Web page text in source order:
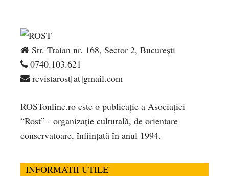
Str. Traian nr. 168, Sector 2, București
0740.103.621
revistarost[at]gmail.com
ROSTonline.ro este o publicaţie a Asociaţiei
“Rost” - organizaţie culturală, de orientare
conservatoare, înfiinţată în anul 1994.
INFORMATII UTILE